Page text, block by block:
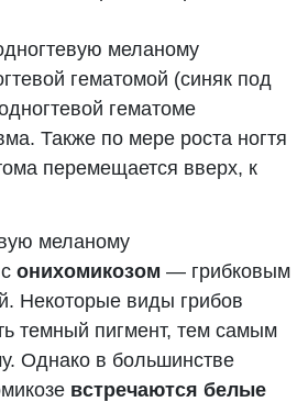
меланому
гематомой (синяк под
гематоме
Также по мере роста ногтя
перемещается вверх, к
меланому
онихомикозом — грибковым
Некоторые виды грибов
темный пигмент, тем самым
Однако в большинстве
встречаются белые